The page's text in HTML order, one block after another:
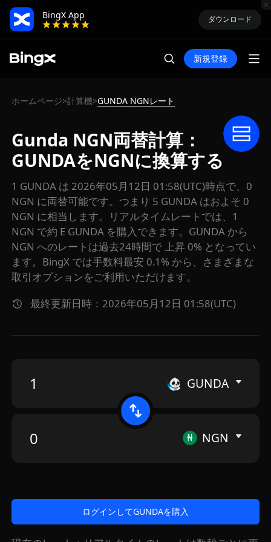
BingX App
ダウンロード
新規登録
ホームページ>計算機>GUNDA NGNレート
Gunda NGN両替計算：
GUNDAをNGNに換算する
1 GUNDA は 2026年05月12日 01:58(UTC)時点で、0
NGN に両替可能です。つまり 5 GUNDA はおよそ 0
NGN に相当します。リアルタイムレートでは、1
NGN で約 E GUNDA を購入できます。GUNDA から
NGN へのレートは過去24時間で 上昇 0% となってい
ます。BingX では手数料最安 0.1% から、さまざまな
取引オプションをご利用いただけます。
最終更新日時：2026年05月12日 01:58(UTC)
GUNDA
NGN
ログインしてGUNDAを購入